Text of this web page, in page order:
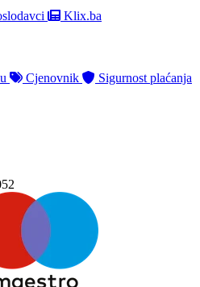
Klix.ba
Cjenovnik Sigurnost plaćanja